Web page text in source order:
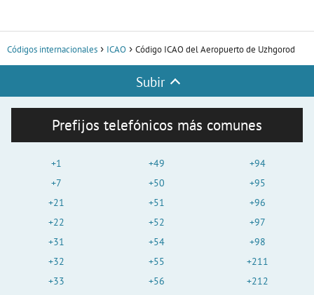
Códigos internacionales ICAO Código ICAO del Aeropuerto de Uzhgorod
Subir
Prefijos telefónicos más comunes
+1
+7
+21
+22
+31
+32
+33
+49
+50
+51
+52
+54
+55
+56
+94
+95
+96
+97
+98
+211
+212